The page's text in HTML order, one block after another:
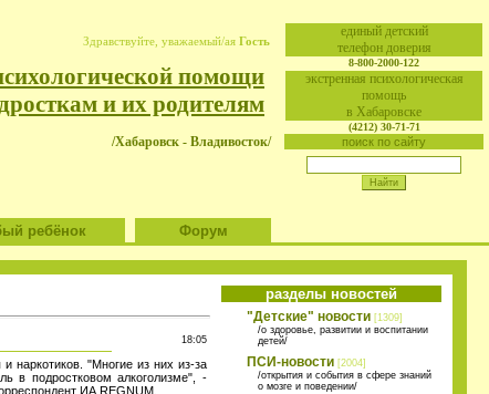
eдиный детский
телефон доверия
8-800-2000-122
экстренная психологическая
помощь
в Хабаровске
(4212) 30-71-71
поиск по сайту
Здравствуйте, уважаемый/ая Гость
помощи
и их родителям
/Хабаровск - Владивосток/
ребёнок Форум
18:05
наркотиков. "Многие из них из-за
в подростковом алкоголизме", -
ИА REGNUM.
разделы новостей
"Детские" новости [1309]
/о здоровье, развитии и воспитании
детей/
ПСИ-новости [2004]
/открытия и события в сфере знаний
о мозге и поведении/